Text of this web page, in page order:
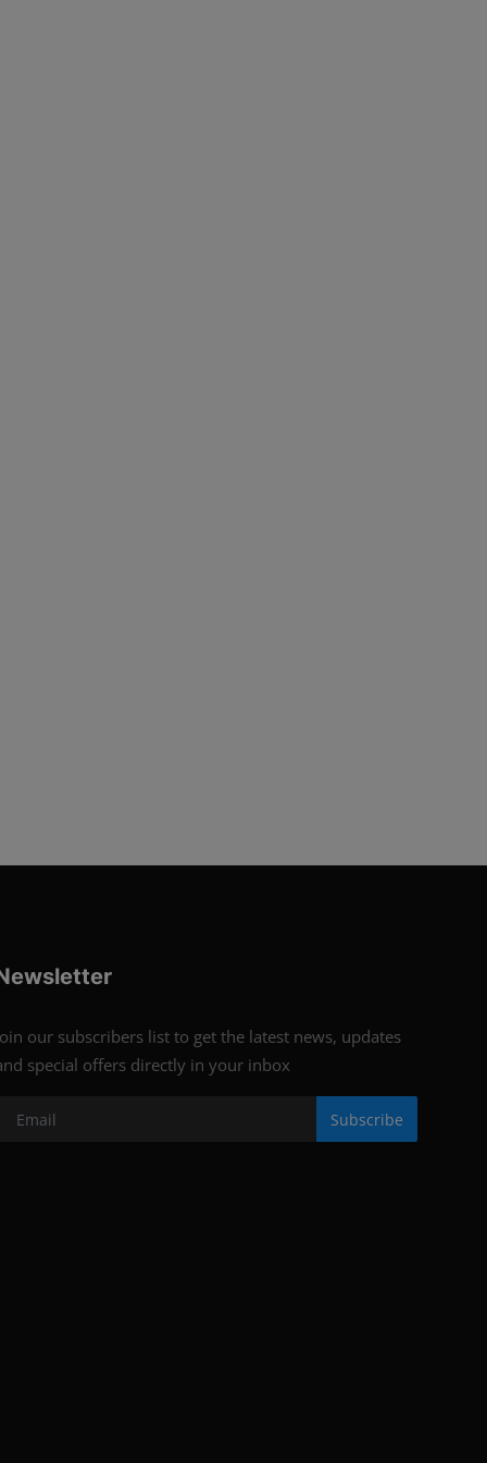
our subscribers list to get the latest news, updates
special offers directly in your inbox
Subscribe